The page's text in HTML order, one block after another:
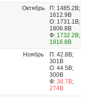
Октябрь
П: 1485.2B;
1612.9B
О: 1731.1B;
1806.8B
Ф: 1732.2B;
1816.8B
Ноябрь
П: 42.8B;
301B
О: 44.5B;
300B
Ф: 38.7B;
274B